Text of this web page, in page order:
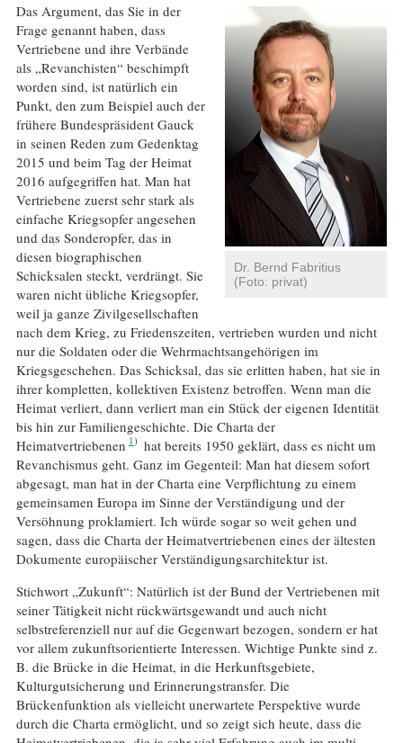
Dr. Bernd Fabritius
(Foto: privat)
Das Argument, das Sie in der
Frage genannt haben, dass
Vertriebene und ihre Verbände
als „Revanchisten“ beschimpft
worden sind, ist natürlich ein
Punkt, den zum Beispiel auch der
frühere Bundespräsident Gauck
in seinen Reden zum Gedenktag
2015 und beim Tag der Heimat
2016 aufgegriffen hat. Man hat
Vertriebene zuerst sehr stark als
einfache Kriegsopfer angesehen
und das Sonderopfer, das in
diesen biographischen
Schicksalen steckt, verdrängt. Sie
waren nicht übliche Kriegsopfer,
weil ja ganze Zivilgesellschaften
nach dem Krieg, zu Friedenszeiten, vertrieben wurden und nicht
nur die Soldaten oder die Wehrmachtsangehörigen im
Kriegsgeschehen. Das Schicksal, das sie erlitten haben, hat sie in
ihrer kompletten, kollektiven Existenz betroffen. Wenn man die
Heimat verliert, dann verliert man ein Stück der eigenen Identität
bis hin zur Familiengeschichte. Die Charta der
Heimatvertriebenen 1
hat bereits 1950 geklärt, dass es nicht um
Revanchismus geht. Ganz im Gegenteil: Man hat diesem sofort
abgesagt, man hat in der Charta eine Verpflichtung zu einem
gemeinsamen Europa im Sinne der Verständigung und der
Versöhnung proklamiert. Ich würde sogar so weit gehen und
sagen, dass die Charta der Heimatvertriebenen eines der ältesten
Dokumente europäischer Verständigungsarchitektur ist.
Stichwort „Zukunft“: Natürlich ist der Bund der Vertriebenen mit
seiner Tätigkeit nicht rückwärtsgewandt und auch nicht
selbstreferenziell nur auf die Gegenwart bezogen, sondern er hat
vor allem zukunftsorientierte Interessen. Wichtige Punkte sind z.
B. die Brücke in die Heimat, in die Herkunftsgebiete,
Kulturgutsicherung und Erinnerungstransfer. Die
Brückenfunktion als vielleicht unerwartete Perspektive wurde
durch die Charta ermöglicht, und so zeigt sich heute, dass die